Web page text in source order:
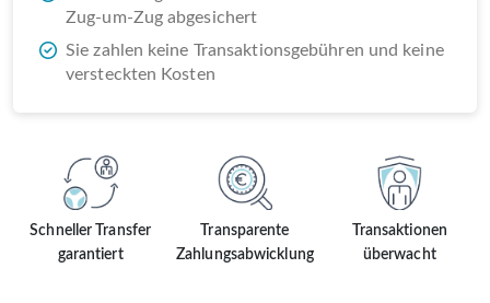
Schneller Transfer
garantiert
Transparente
Zahlungsabwicklung
Transaktionen
überwacht
Zug-um-Zug abgesichert
Sie zahlen keine Transaktionsgebühren und keine
versteckten Kosten